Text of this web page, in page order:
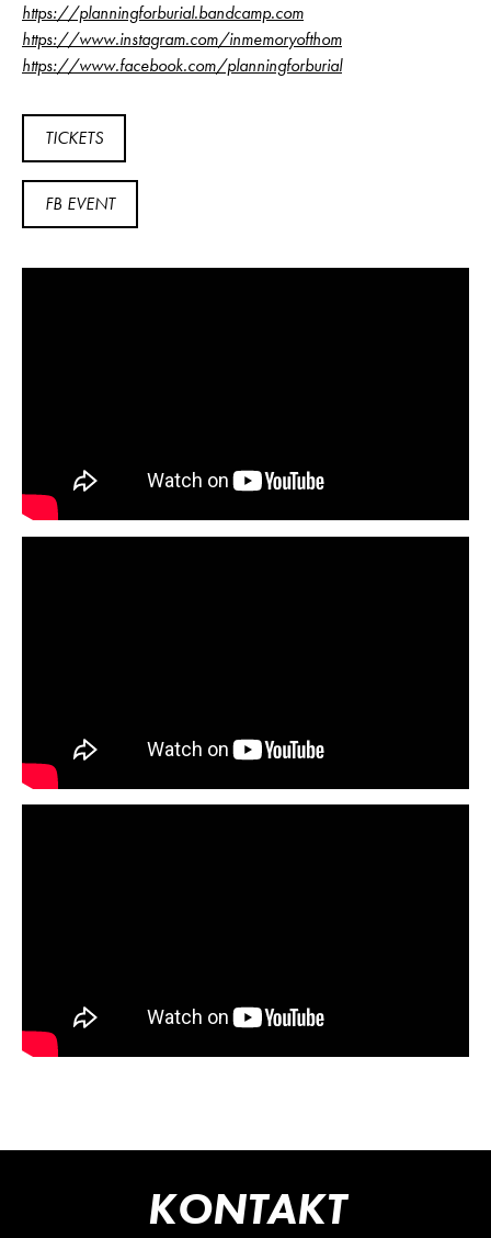
https://planningforburial.bandcamp.com
https://www.instagram.com/inmemoryofthom
https://www.facebook.com/planningforburial
TICKETS
FB EVENT
KONTAKT